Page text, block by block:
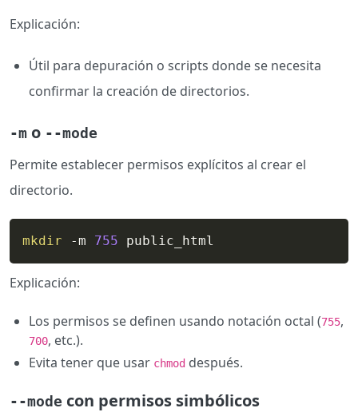
Explicación:
Útil para depuración o scripts donde se necesita
confirmar la creación de directorios.
-m o --mode
Permite establecer permisos explícitos al crear el
directorio.
mkdir -m 755 public_html
Explicación:
Los permisos se definen usando notación octal (755,
700, etc.).
Evita tener que usar chmod después.
--mode con permisos simbólicos